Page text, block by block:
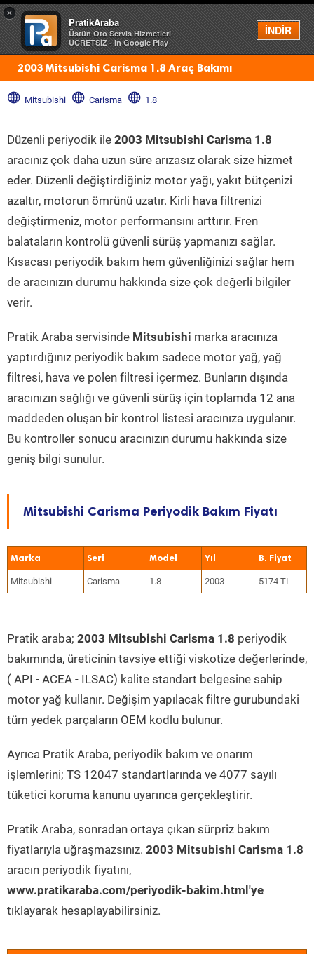
×
PratikAraba
Üstün Oto Servis Hizmetleri
ÜCRETSİZ - In Google Play
İNDİR
Menü
2003 Mitsubishi Carisma 1.8 Araç Bakımı
Mitsubishi Carisma 1.8
Düzenli periyodik ile 2003 Mitsubishi Carisma 1.8
aracınız çok daha uzun süre arızasız olarak size hizmet
eder. Düzenli değiştirdiğiniz motor yağı, yakıt bütçenizi
azaltır, motorun ömrünü uzatır. Kirli hava filtrenizi
değiştirmeniz, motor performansını arttırır. Fren
balataların kontrolü güvenli sürüş yapmanızı sağlar.
Kısacası periyodik bakım hem güvenliğinizi sağlar hem
de aracınızın durumu hakkında size çok değerli bilgiler
verir.
Pratik Araba servisinde Mitsubishi marka aracınıza
yaptırdığınız periyodik bakım sadece motor yağ, yağ
filtresi, hava ve polen filtresi içermez. Bunların dışında
aracınızın sağlığı ve güvenli sürüş için toplamda 12 ana
maddeden oluşan bir kontrol listesi aracınıza uygulanır.
Bu kontroller sonucu aracınızın durumu hakkında size
geniş bilgi sunulur.
Mitsubishi Carisma Periyodik Bakım Fiyatı
Marka Seri Model Yıl
Mitsubishi Carisma 1.8 2003 5174 TL
Pratik araba; 2003 Mitsubishi Carisma 1.8 periyodik
bakımında, üreticinin tavsiye ettiği viskotize değerlerinde,
( API - ACEA - ILSAC) kalite standart belgesine sahip
motor yağ kullanır. Değişim yapılacak filtre gurubundaki
tüm yedek parçaların OEM kodlu bulunur.
Ayrıca Pratik Araba, periyodik bakım ve onarım
işlemlerini; TS 12047 standartlarında ve 4077 sayılı
tüketici koruma kanunu uyarınca gerçekleştirir.
Pratik Araba, sonradan ortaya çıkan sürpriz bakım
fiyatlarıyla uğraşmazsınız. 2003 Mitsubishi Carisma 1.8
aracın periyodik fiyatını,
www.pratikaraba.com/periyodik-bakim.html'ye
tıklayarak hesaplayabilirsiniz.